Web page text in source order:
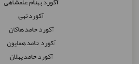
آکورد تهی
آکورد حامد هاکان
آکورد حامد همایون
آکورد حامد پهلان